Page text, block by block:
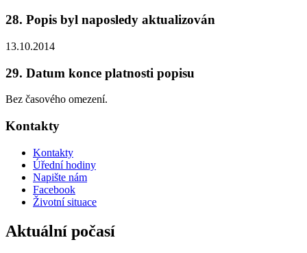
28. Popis byl naposledy aktualizován
13.10.2014
29. Datum konce platnosti popisu
Bez časového omezení.
Kontakty
Kontakty
Úřední hodiny
Napište nám
Facebook
Životní situace
Aktuální počasí